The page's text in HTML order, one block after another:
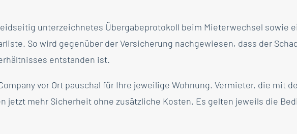
unterzeichnetes Übergabeprotokoll beim Mieterwechsel sowie
So wird gegenüber der Versicherung nachgewiesen, dass der
entstanden ist.
vor Ort pauschal für Ihre jeweilige Wohnung. Vermieter, die mit
jetzt mehr Sicherheit ohne zusätzliche Kosten. Es gelten jeweils die